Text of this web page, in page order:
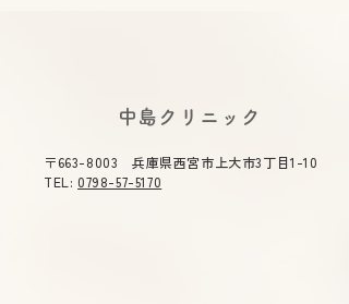
出口便秘(直腸型便秘)の治
​中島クリニック
〒663-8003 兵庫県西宮市上大市3丁目1-10
TEL:0798-57-5170